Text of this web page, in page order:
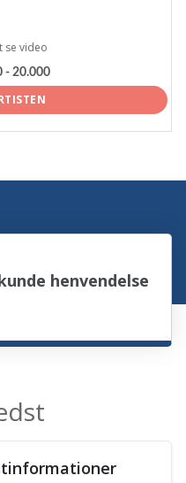
se video
- 20.000
henvendelse